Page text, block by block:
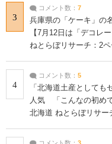
3
コメント数： 7
兵庫県の「ケーキ」の
【7月12日は「デコレ
ねとらぼリサーチ：2ペ
4
コメント数： 5
「北海道土産としても
人気 「こんなの初め
北海道 ねとらぼリサー